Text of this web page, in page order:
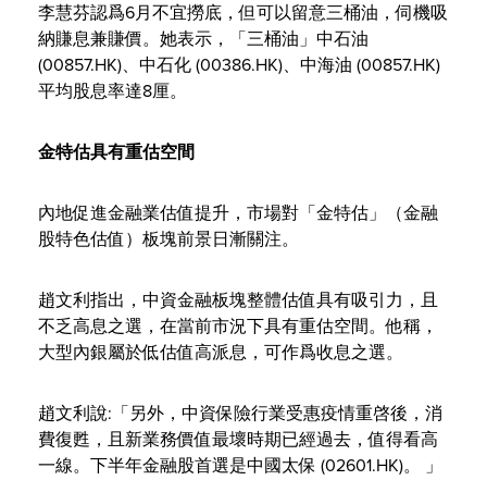
李慧芬認爲6月不宜撈底，但可以留意三桶油，伺機吸
納賺息兼賺價。她表示，「三桶油」中石油
(00857.HK)、中石化 (00386.HK)、中海油 (00857.HK)
平均股息率達8厘。
金特估具有重估空間
內地促進金融業估值提升，市場對「金特估」（金融
股特色估值）板塊前景日漸關注。
趙文利指出，中資金融板塊整體估值具有吸引力，且
不乏高息之選，在當前市況下具有重估空間。他稱，
大型內銀屬於低估值高派息，可作爲收息之選。
趙文利說:「另外，中資保險行業受惠疫情重啓後，消
費復甦，且新業務價值最壞時期已經過去，值得看高
一線。下半年金融股首選是中國太保 (02601.HK)。 」